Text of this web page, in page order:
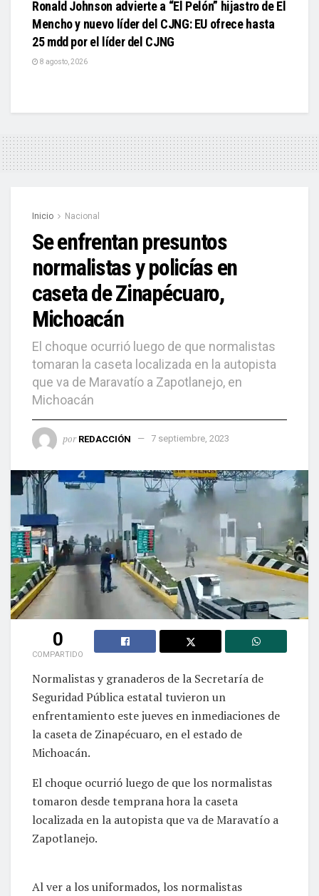
Ronald Johnson advierte a “El Pelón” hijastro de El
Mencho y nuevo líder del CJNG: EU ofrece hasta
25 mdd por el líder del CJNG
8 agosto, 2026
Inicio Nacional
Se enfrentan presuntos
normalistas y policías en
caseta de Zinapécuaro,
Michoacán
El choque ocurrió luego de que normalistas
tomaran la caseta localizada en la autopista
que va de Maravatío a Zapotlanejo, en
Michoacán
por REDACCIÓN 7 septiembre, 2023
0
COMPARTIDO
Normalistas y granaderos de la Secretaría de
Seguridad Pública estatal tuvieron un
enfrentamiento este jueves en inmediaciones de
la caseta de Zinapécuaro, en el estado de
Michoacán.
El choque ocurrió luego de que los normalistas
tomaron desde temprana hora la caseta
localizada en la autopista que va de Maravatío a
Zapotlanejo.
Al ver a los uniformados, los normalistas